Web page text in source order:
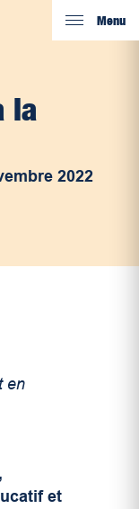
Menu
la
2022
en
et